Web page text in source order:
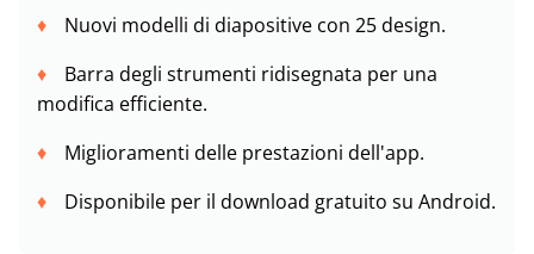
Nuovi modelli di diapositive con 25 design.
Barra degli strumenti ridisegnata per una
modifica efficiente.
Miglioramenti delle prestazioni dell'app.
Disponibile per il download gratuito su Android.